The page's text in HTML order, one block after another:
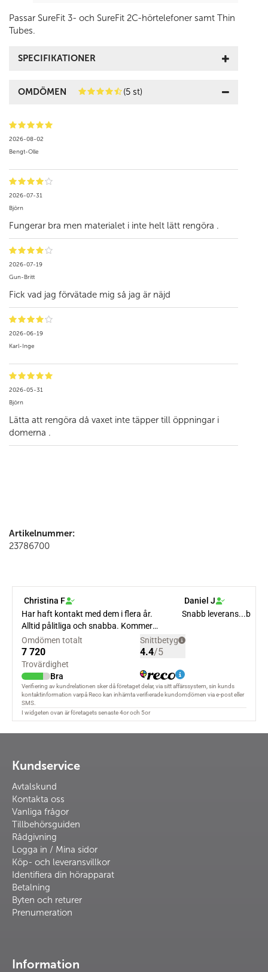
Passar SureFit 3- och SureFit 2C-hörtelefoner samt Thin
Tubes.
SPECIFIKATIONER
OMDÖMEN (5 st)
2026-08-02
Bengt-Olle
2026-07-31
Björn
Fungerar bra men materialet i inte helt lätt rengöra .
2026-07-19
Gun-Britt
Fick vad jag förvätade mig så jag är näjd
2026-06-19
Karl-Inge
2026-05-31
Björn
Lätta att rengöra då vaxet inte täpper till öppningar i
domerna .
Artikelnummer:
23786700
Kundservice
Avtalskund
Kontakta oss
Vanliga frågor
Tillbehörsguiden
Rådgivning
Logga in / Mina sidor
Köp- och leveransvillkor
Identifiera din hörapparat
Betalning
Byten och returer
Prenumeration
Information